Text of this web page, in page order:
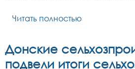
Читать полностью
Донские
подвели итоги